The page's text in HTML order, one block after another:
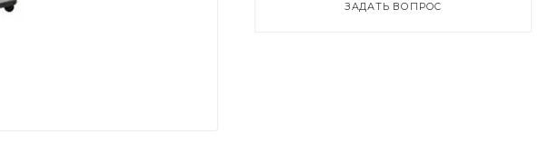
ЗАДАТЬ ВОПРОС